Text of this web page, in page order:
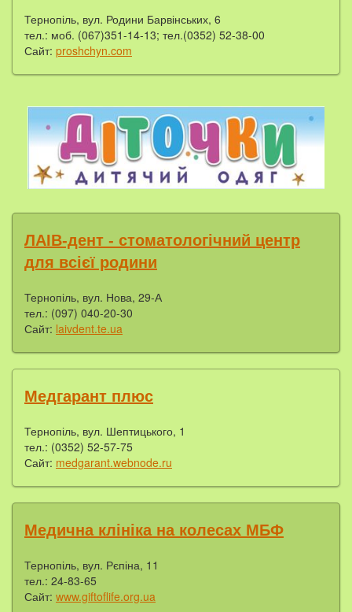
Тернопіль, вул. Родини Барвінських, 6
тел.: моб. (067)351-14-13; тел.(0352) 52-38-00
Сайт: proshchyn.com
ЛАІВ-дент - стоматологічний центр
для всієї родини
Тернопіль, вул. Нова, 29-А
тел.: (097) 040-20-30
Сайт: laivdent.te.ua
Медгарант плюс
Тернопіль, вул. Шептицького, 1
тел.: (0352) 52-57-75
Сайт: medgarant.webnode.ru
Медична клініка на колесах МБФ
Тернопіль, вул. Рєпіна, 11
тел.: 24-83-65
Сайт: www.giftoflife.org.ua